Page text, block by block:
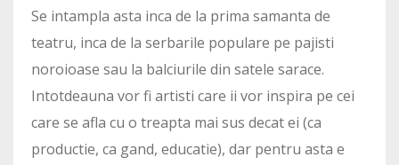
Se intampla asta inca de la prima samanta de
teatru, inca de la serbarile populare pe pajisti
noroioase sau la balciurile din satele sarace.
Intotdeauna vor fi artisti care ii vor inspira pe cei
care se afla cu o treapta mai sus decat ei (ca
productie, ca gand, educatie), dar pentru asta e